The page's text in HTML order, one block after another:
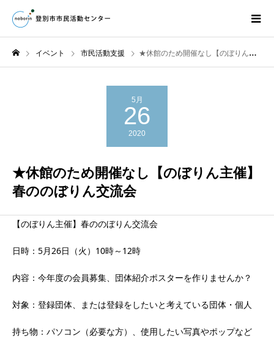
イベント 市民活動支援 ★休館のため開催なし【のぼりん主催】春ののぼりん交流会
5月
26
2020
★休館のため開催なし【のぼりん主催】
春ののぼりん交流会
【のぼりん主催】 春ののぼりん交流会
日時：5月26日（火）10時～12時
内容：今年度の会員募集、団体紹介ポスターを作りませんか？
対象：登録団体、または登録をしたいと考えている団体・個人
持ち物：パソコン（必要な方）、使用したい写真やポップなど